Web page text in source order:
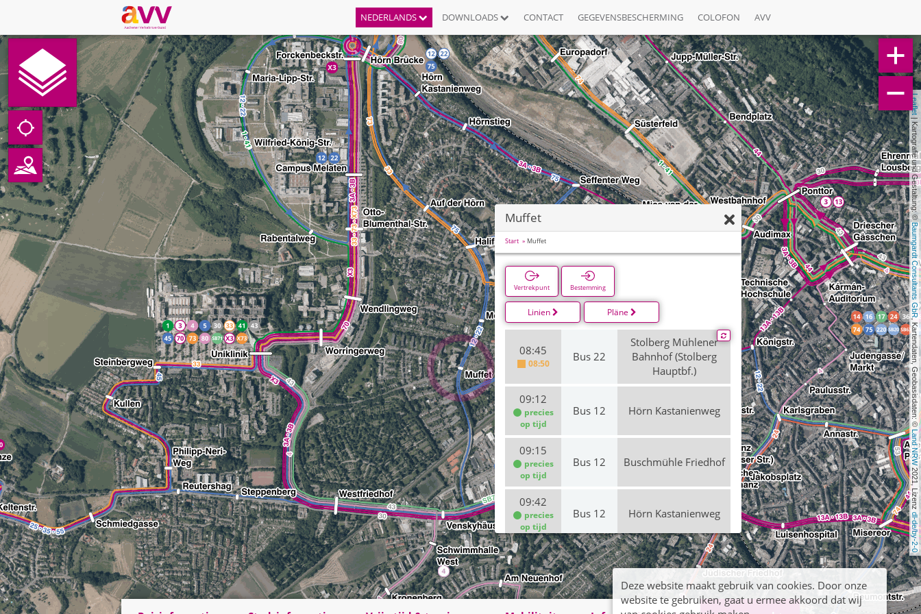
NEDERLANDS DOWNLOADS CONTACT GEGEVENSBESCHERMING COLOFON AVV
Leaflet
| Kartografie und Gestaltung: ©
Baumgardt Consultants GbR
, Kartendaten, Geobasisdaten: ©
Land NRW
2021, Lizenz
dl-de/by-2-0
Muffet
Start Muffet
Vertrekpunt Bestemming
Linien Pläne
08:45
08:50
Bus 22
Stolberg Mühlener
Bahnhof (Stolberg
Hauptbf.)
09:12
precies
op tijd
Bus 12 Hörn Kastanienweg
09:15
precies
op tijd
Bus 12 Buschmühle Friedhof
09:42
precies
op tijd
Bus 12 Hörn Kastanienweg
09:45
precies
op tijd
Bus 12
Stolberg Mühlener
Bahnhof (Stolberg
Hauptbf.)
10:12 Bus 22 Hörn Kastanienweg
Deze website maakt gebruik van cookies. Door onze
website te gebruiken, gaat u ermee akkoord dat wij